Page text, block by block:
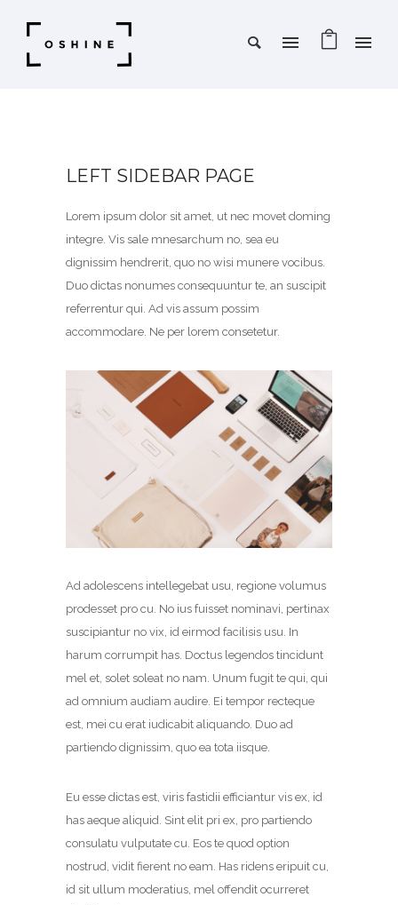
LEFT SIDEBAR PAGE
Lorem ipsum dolor sit amet, ut nec movet doming
integre. Vis sale mnesarchum no, sea eu
dignissim hendrerit, quo no wisi munere vocibus.
Duo dictas nonumes consequuntur te, an suscipit
referrentur qui. Ad vis assum possim
accommodare. Ne per lorem consetetur.
Ad adolescens intellegebat usu, regione volumus
prodesset pro cu. No ius fuisset nominavi, pertinax
suscipiantur no vix, id eirmod facilisis usu. In
harum corrumpit has. Doctus legendos tincidunt
mel et, solet soleat no nam. Unum fugit te qui, qui
ad omnium audiam audire. Ei tempor recteque
est, mei cu erat iudicabit aliquando. Duo ad
partiendo dignissim, quo ea tota iisque.
Eu esse dictas est, viris fastidii efficiantur vis ex, id
has aeque aliquid. Sint elit pri ex, pro partiendo
consulatu vulputate cu. Eos te quod option
nostrud, vidit fierent no eam. Has ridens eripuit cu,
id sit ullum moderatius, mel offendit ocurreret